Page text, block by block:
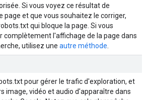
Si vous voyez ce résultat de
page et que vous souhaitez le corriger,
qui bloque la page. Si vous
complètement l'affichage de la page dans
utilisez une autre méthode
pour gérer le trafic d'exploration, et
image, vidéo et audio d'apparaître dans